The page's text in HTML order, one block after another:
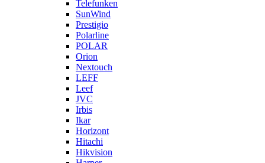
Telefunken
SunWind
Prestigio
Polarline
POLAR
Orion
Nextouch
LEFF
Leef
JVC
Irbis
Ikar
Horizont
Hitachi
Hikvision